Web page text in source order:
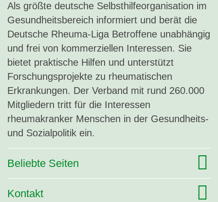
Als größte deutsche Selbsthilfeorganisation im
Gesundheitsbereich informiert und berät die
Deutsche Rheuma-Liga Betroffene unabhängig
und frei von kommerziellen Interessen. Sie
bietet praktische Hilfen und unterstützt
Forschungsprojekte zu rheumatischen
Erkrankungen. Der Verband mit rund 260.000
Mitgliedern tritt für die Interessen
rheumakranker Menschen in der Gesundheits-
und Sozialpolitik ein.
Beliebte Seiten
Kontakt